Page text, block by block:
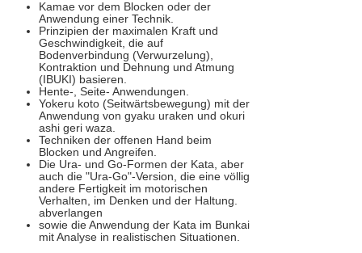
Kamae vor dem Blocken oder der
Anwendung einer Technik.
Prinzipien der maximalen Kraft und
Geschwindigkeit, die auf
Bodenverbindung (Verwurzelung),
Kontraktion und Dehnung und Atmung
(IBUKI) basieren.
Hente-, Seite- Anwendungen.
Yokeru koto (Seitwärtsbewegung) mit der
Anwendung von gyaku uraken und okuri
ashi geri waza.
Techniken der offenen Hand beim
Blocken und Angreifen.
Die Ura- und Go-Formen der Kata, aber
auch die "Ura-Go"-Version, die eine völlig
andere Fertigkeit im motorischen
Verhalten, im Denken und der Haltung.
abverlangen
sowie die Anwendung der Kata im Bunkai
mit Analyse in realistischen Situationen.